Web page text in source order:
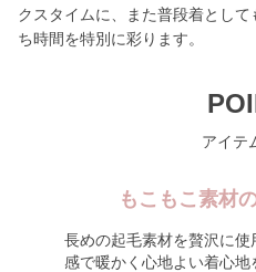
クスタイムに、また普段着とし
ち時間を特別に彩ります。
アイテ
もこもこ素材
長めの起毛素材を贅沢に
感で暖かく心地よい着心地